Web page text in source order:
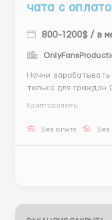
чата с
800-1200$ / в
Начни
только для граждан
Работа только с ПК
текстовой
(80% базы). График
Криптовалюты
Без опыта Без